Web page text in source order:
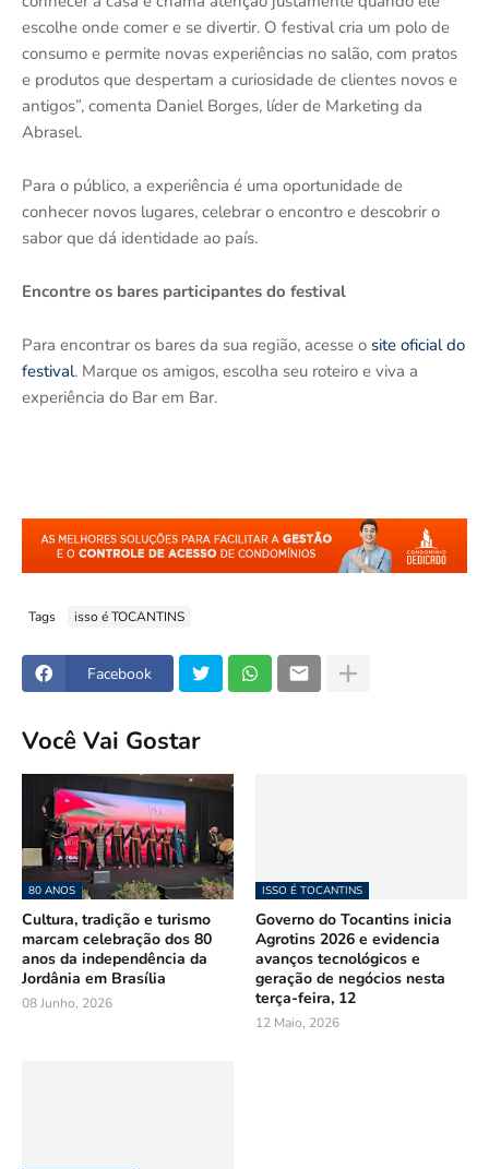
escolhe onde comer e se divertir. O festival cria um polo de
consumo e permite novas experiências no salão, com pratos
e produtos que despertam a curiosidade de clientes novos e
antigos”, comenta Daniel Borges, líder de Marketing da
Abrasel.
Para o público, a experiência é uma oportunidade de
conhecer novos lugares, celebrar o encontro e descobrir o
sabor que dá identidade ao país.
Encontre os bares participantes do festival
Para encontrar os bares da sua região, acesse o site oficial do
festival. Marque os amigos, escolha seu roteiro e viva a
experiência do Bar em Bar.
Tags isso é TOCANTINS
Facebook
Você Vai Gostar
80 ANOS
Cultura, tradição e turismo
marcam celebração dos 80
anos da independência da
Jordânia em Brasília
08 Junho, 2026
ISSO É TOCANTINS
Governo do Tocantins inicia
Agrotins 2026 e evidencia
avanços tecnológicos e
geração de negócios nesta
terça-feira, 12
12 Maio, 2026